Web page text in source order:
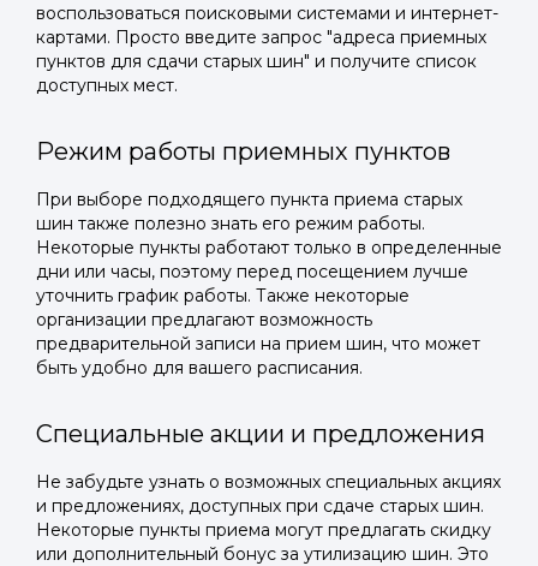
воспользоваться поисковыми системами и интернет-
картами. Просто введите запрос "адреса приемных
пунктов для сдачи старых шин" и получите список
доступных мест.
Режим работы приемных пунктов
При выборе подходящего пункта приема старых
шин также полезно знать его режим работы.
Некоторые пункты работают только в определенные
дни или часы, поэтому перед посещением лучше
уточнить график работы. Также некоторые
организации предлагают возможность
предварительной записи на прием шин, что может
быть удобно для вашего расписания.
Специальные акции и предложения
Не забудьте узнать о возможных специальных акциях
и предложениях, доступных при сдаче старых шин.
Некоторые пункты приема могут предлагать скидку
или дополнительный бонус за утилизацию шин. Это